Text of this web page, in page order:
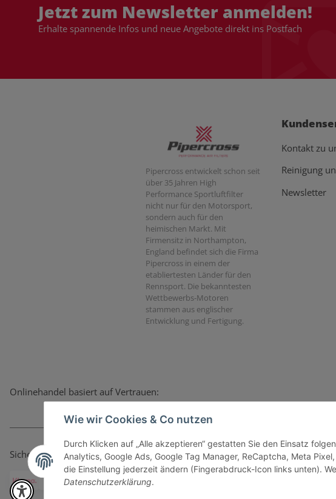
Wie wir Cookies & Co nutzen
Durch Klicken auf „Alle akzeptieren“ gestatten Sie den Einsatz
Analytics, Google Ads, Google Tag Manager, ReCaptcha, Meta
die Einstellung jederzeit ändern (Fingerabdruck-Icon links unten).
Datenschutzerklärung.
Jetzt zum Newsletter anmelden!
Erhalte spannende Infos und neue Angebote direkt ins Postfach
Pipercross entwickelt schon seit
über 35 Jahren High
Performance Sportluftfilter
nicht nur für den Motorsport,
sondern auch für den
heimischen Markt. Mit
Firmensitz in Northampton,
England befindet sich die Firma
Pipercross in einem der
etabliertesten Länder für den
Rennsport. Die bekanntesten
Wettbewerbs-Motoren
stammen aus englischer
Entwicklung und Fertigung.
Kontakt zu
Reinigung
Newsletter
Onlinehandel basiert auf Vertrauen:
Sicher bezahlen via: